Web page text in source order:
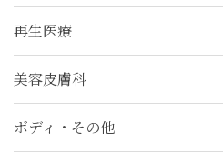
再生医療
美容皮膚科
ボディ・その他